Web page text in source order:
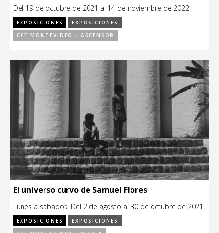
Del 19 de octubre de 2021 al 14 de noviembre de 2022.
EXPOSICIONES
EXPOSICIONES
CCE MONTEVIDEO - ASCENSOR
El universo curvo de Samuel Flores
Lunes a sábados. Del 2 de agosto al 30 de octubre de 2021.
EXPOSICIONES
EXPOSICIONES